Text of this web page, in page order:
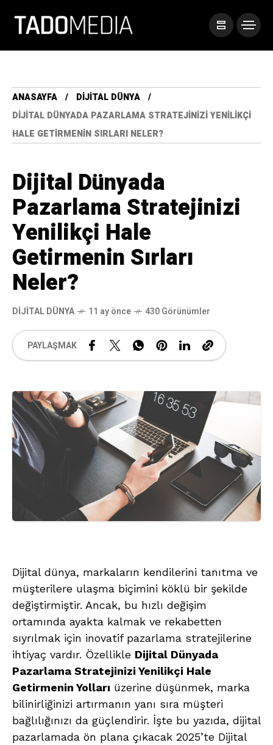
ANASAYFA
DIJITAL DÜNYA
DIJITAL DÜNYADA PAZARLAMA STRATEJINIZI YENILIKÇI
HALE GETIRMENIN SIRLARI NELER?
Dijital Dünyada
Pazarlama Stratejinizi
Yenilikçi Hale
Getirmenin Sırları
Neler?
DIJITAL DÜNYA 11 ay önce 430 Görünümler
PAYLAŞMAK
Dijital dünya, markaların kendilerini tanıtma ve
müşterilere ulaşma biçimini köklü bir şekilde
değiştirmiştir. Ancak, bu hızlı değişim
ortamında ayakta kalmak ve rekabetten
sıyrılmak için inovatif pazarlama stratejilerine
ihtiyaç vardır. Özellikle Dijital Dünyada
Pazarlama Stratejinizi Yenilikçi Hale
Getirmenin Yolları üzerine düşünmek, marka
bilinirliğinizi artırmanın yanı sıra müşteri
bağlılığınızı da güçlendirir. İşte bu yazıda, dijital
pazarlamada ön plana çıkacak 2025’te Dijital